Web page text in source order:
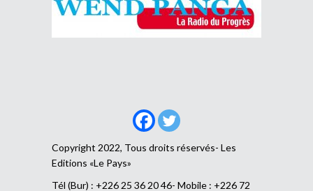
Copyright 2022, Tous droits réservés- Les
Editions «Le Pays»
Tél (Bur) : +226 25 36 20 46- Mobile : +226 72